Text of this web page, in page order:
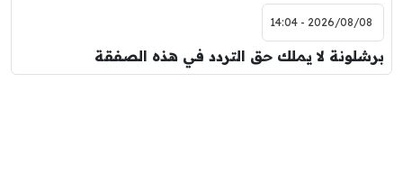
2026/08/08 - 14:04
برشلونة لا يملك حق التردد في هذه الصفقة